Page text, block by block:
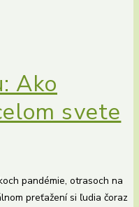
Ako
svete
pandémie, otrasoch na
preťažení si ľudia čoraz